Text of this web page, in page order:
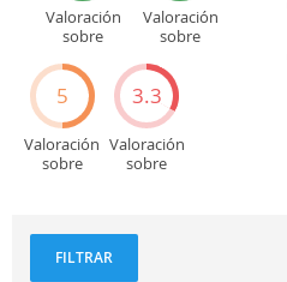
Valoración
sobre
Valoración
sobre
turísticos
5
Valoración
sobre
3.3
Valoración
sobre
FILTRAR